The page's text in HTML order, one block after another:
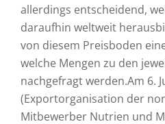
allerdings entscheidend,
daraufhin weltweit
von diesem Preisboden
welche Mengen zu den
nachgefragt werden.Am 6.
(Exportorganisation der
Mitbewerber Nutrien und